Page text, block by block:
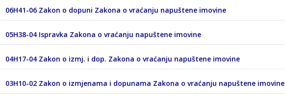
06H41-06 Zakon o dopuni Zakona o vraćanju napuštene imovine
05H38-04 Ispravka Zakona o vraćanju napuštene imovine
04H17-04 Zakon o izmj. i dop. Zakona o vraćanju napuštene imovine
03H10-02 Zakon o izmjenama i dopunama Zakona o vraćanju napuštene imovine